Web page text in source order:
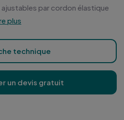
par cordon élastique
plus
technique
un devis gratuit